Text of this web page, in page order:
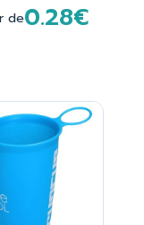
de0.28€